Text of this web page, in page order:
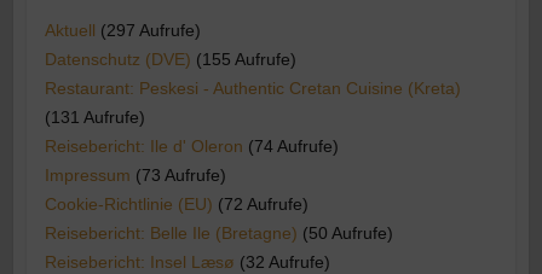
Aktuell (297 Aufrufe)
Datenschutz (DVE) (155 Aufrufe)
Restaurant: Peskesi - Authentic Cretan Cuisine (Kreta)
(131 Aufrufe)
Reisebericht: Ile d' Oleron (74 Aufrufe)
Impressum (73 Aufrufe)
Cookie-Richtlinie (EU) (72 Aufrufe)
Reisebericht: Belle Ile (Bretagne) (50 Aufrufe)
Reisebericht: Insel Læsø (32 Aufrufe)